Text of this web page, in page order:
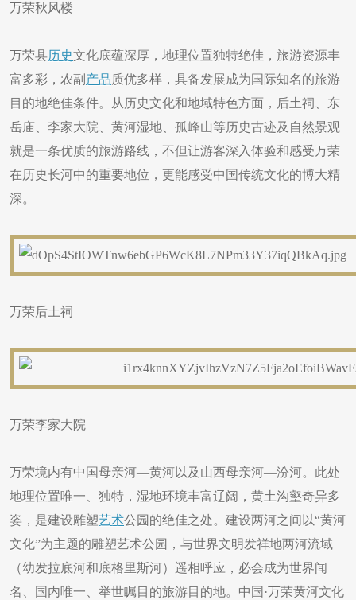
万荣秋风楼
万荣县历史文化底蕴深厚，地理位置独特绝佳，旅游资源丰
富多彩，农副 产品质优多样，具备发展成为国际知名的旅游
目的地绝佳条件。从历史文化和地域特色方面，后土祠、东
岳庙、李家大院、黄河湿地、孤峰山等历史古迹及自然景观
就是一条优质的旅游路线，不但让游客深入体验和感受万荣
在历史长河中的重要地位，更能感受中国传统文化的博大精
深。
​万荣后土祠
万荣李家大院
万荣境内有中国母亲河—黄河以及山西母亲河—汾河。此处
地理位置唯一、独特，湿地环境丰富辽阔，黄土沟壑奇异多
姿，是建设雕塑艺术公园的绝佳之处。建设两河之间以“黄河
文化”为主题的雕塑艺术公园，与世界文明发祥地两河流域
（幼发拉底河和底格里斯河）遥相呼应，必会成为世界闻
名、国内唯一、举世瞩目的旅游目的地。中国·万荣黄河文化